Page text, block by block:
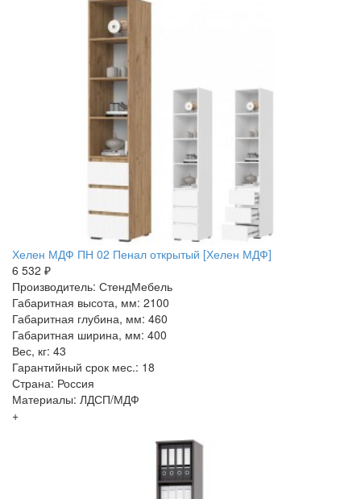
Хелен МДФ ПН 02 Пенал открытый [Хелен МДФ]
6 532 ₽
Производитель: СтендМебель
Габаритная высота, мм: 2100
Габаритная глубина, мм: 460
Габаритная ширина, мм: 400
Вес, кг: 43
Гарантийный срок мес.: 18
Страна: Россия
Материалы: ЛДСП/МДФ
+